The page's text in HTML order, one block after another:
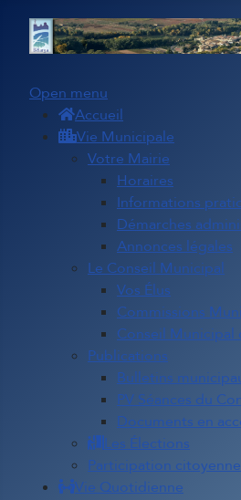
Open menu
Accueil
Vie Municipale
Votre Mairie
Horaires
Informations
Démarches
Annonces légales
Le Conseil Municipal
Vos Élus
Commissions
Conseil Municipal
Publications
Bulletins
PV Séances du
Documents en
Les Élections
Participation citoyenne
Vie Quotidienne